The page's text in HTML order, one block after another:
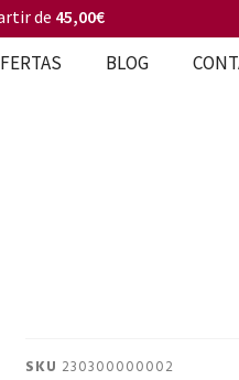
BLOG
de 45,00€
SKU 230300000002